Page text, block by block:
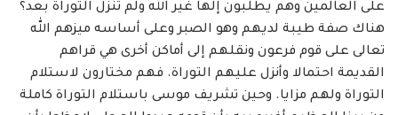
على العالمين وهم يطلبون إلها غير الله ولم تنزل التوراة ‏بعد؟ ‏
هناك صفة طيبة لديهم وهو الصبر وعلى أساسه ميزهم الله
تعالى على قوم فرعون ونقلهم ‏إلى أماكن أخرى هي قراهم
القديمة احتمالا وأنزل عليهم التوراة. فهم مختارون لاستلام
التوراة ولهم ‏مزايا. وحين تشريف موسى باستلام التوراة كاملة